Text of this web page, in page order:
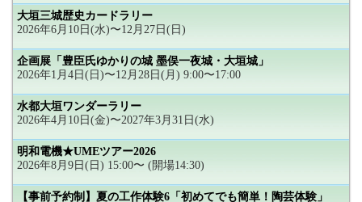
大垣三城歴史カードラリー
2026年6月10日(水)〜12月27日(日)
企画展「豊臣氏ゆかりの城 墨俣一夜城・大垣城」
2026年1月4日(日)〜12月28日(月) 9:00〜17:00
水都大垣ワンダーラリー
2026年4月10日(金)〜2027年3月31日(水)
明和電機★UMEツアー2026
2026年8月9日(日) 15:00〜 (開場14:30)
【事前予約制】夏の工作体験6「初めてでも簡単！陶芸体験」